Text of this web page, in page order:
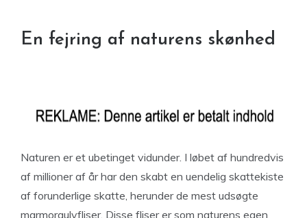
En fejring af naturens skønhed
Naturen er et ubetinget vidunder. I løbet af hundredvis
af millioner af år har den skabt en uendelig skattekiste
af forunderlige skatte, herunder de mest udsøgte
marmorgulvfliser. Disse fliser er som naturens egen